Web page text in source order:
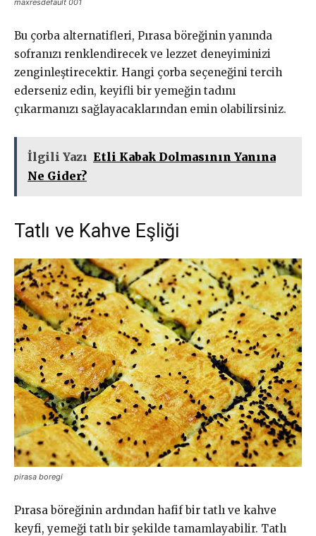
maxresdefault 001
Bu çorba alternatifleri, Pırasa böreğinin yanında
sofranızı renklendirecek ve lezzet deneyiminizi
zenginleştirecektir. Hangi çorba seçeneğini tercih
ederseniz edin, keyifli bir yemeğin tadını
çıkarmanızı sağlayacaklarından emin olabilirsiniz.
İlgili Yazı Etli Kabak Dolmasının Yanına
Ne Gider?
Tatlı ve Kahve Eşliği
pirasa boregi
Pırasa böreğinin ardından hafif bir tatlı ve kahve
keyfi, yemeği tatlı bir şekilde tamamlayabilir. Tatlı